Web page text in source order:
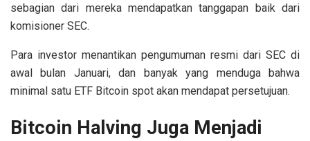
sebagian dari mereka mendapatkan tanggapan baik dari
komisioner SEC.
Para investor menantikan pengumuman resmi dari SEC di
awal bulan Januari, dan banyak yang menduga bahwa
minimal satu ETF Bitcoin spot akan mendapat persetujuan.
Bitcoin Halving Juga Menjadi